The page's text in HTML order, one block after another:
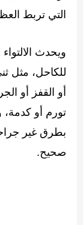
التي تربط
ويحدث
للكاحل، مثل
أو القفز أو
تورم أو
بطرق غير
صحيح.